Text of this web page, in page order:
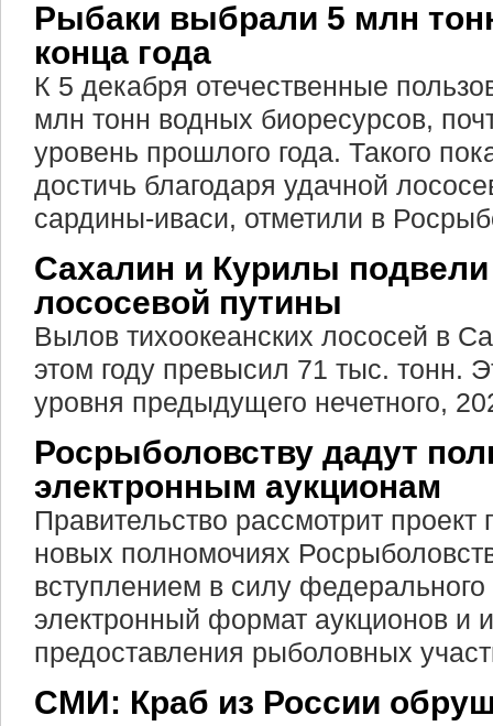
Рыбаки выбрали 5 млн
конца года
К 5 декабря отечественные
млн тонн водных биоресурсов,
уровень прошлого года. Такого
достичь благодаря удачной
сардины-иваси, отметили в
Сахалин и Курилы подвели
лососевой путины
Вылов тихоокеанских лососей в
этом году превысил 71 тыс. тонн.
уровня предыдущего нечетного,
Росрыболовству дадут
электронным аукционам
Правительство рассмотрит проект
новых полномочиях
вступлением в силу
электронный формат аукционов и
предоставления рыболовных
СМИ: Краб из России